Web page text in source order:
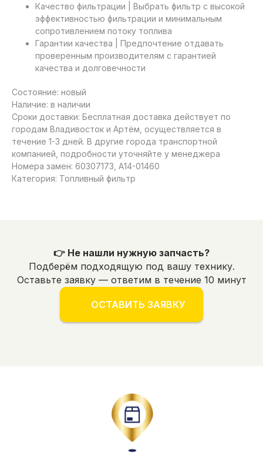
Качество фильтрации | Выбрать фильтр с высокой
эффективностью фильтрации и минимальным
сопротивлением потоку топлива
Гарантии качества | Предпочтение отдавать
проверенным производителям с гарантией
качества и долговечности
Состояние: новый
Наличие: в наличии
Сроки доставки: Бесплатная доставка действует по
городам Владивосток и Артём, осуществляется в
течение 1-3 дней. В другие города транспортной
компанией, подробности уточняйте у менеджера
Номера замен: 60307173, A14-01460
Категория: Топливный фильтр
👉 Не нашли нужную запчасть?
Подберём подходящую под вашу технику.
Оставьте заявку — ответим в течение 10 минут
ОСТАВИТЬ ЗАЯВКУ